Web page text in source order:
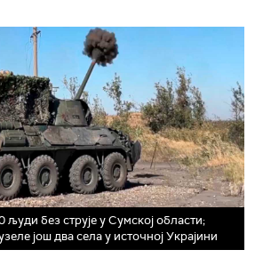
без струје у Сумској области;
још два села у источној Украјини